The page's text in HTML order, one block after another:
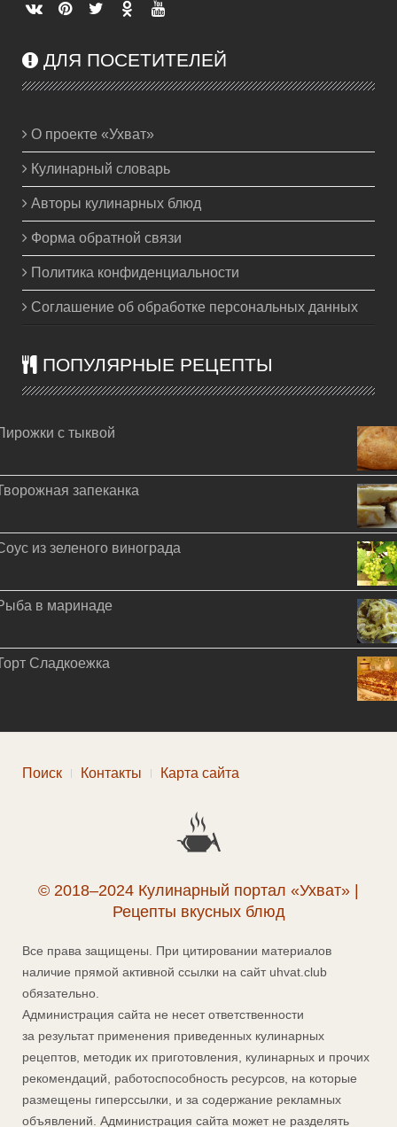
ДЛЯ ПОСЕТИТЕЛЕЙ
О проекте «Ухват»
Кулинарный словарь
Авторы кулинарных блюд
Форма обратной связи
Политика конфиденциальности
Соглашение об обработке персональных данных
ПОПУЛЯРНЫЕ РЕЦЕПТЫ
с тыквой
запеканка
из зеленого винограда
в маринаде
Сладкоежка
Поиск Контакты Карта сайта
© 2018–2024 Кулинарный портал «Ухват» |
Рецепты вкусных блюд
Все права защищены. При цитировании материалов
наличие прямой активной ссылки на сайт uhvat.club
обязательно.
Администрация сайта не несет ответственности
за результат применения приведенных кулинарных
рецептов, методик их приготовления, кулинарных и прочих
рекомендаций, работоспособность ресурсов, на которые
размещены гиперссылки, и за содержание рекламных
объявлений. Администрация сайта может не разделять